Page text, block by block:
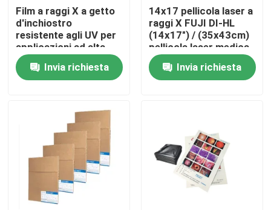
Contattaci
notizie
Tutti i casi
X medica Ray Film
Getto di inchiostro X Ray Film
Laser X Ray Film
Film a raggi X a getto
d'inchiostro
resistente agli UV per
applicazioni ad alta
temperatura
Invia richiesta
14x17 pellicola laser a
raggi X FUJI DI-HL
(14x17") / (35x43cm)
pellicola laser medica
pellicola a secco fuji
Invia richiesta